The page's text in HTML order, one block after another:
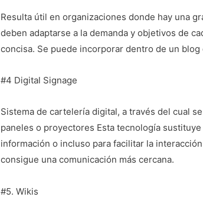
Resulta útil en organizaciones donde hay una
deben adaptarse a la demanda y objetivos de
concisa. Se puede incorporar dentro de un blog
#4 Digital Signage
Sistema de cartelería digital, a través del cual
paneles o proyectores Esta tecnología
información o incluso para facilitar la
consigue una comunicación más cercana.
#5. Wikis